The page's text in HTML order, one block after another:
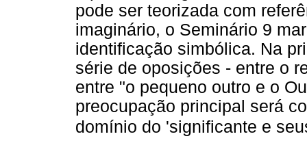
pode ser teorizada com
imaginário, o Seminário 9
identificação simbólica. Na
série de oposições - entre o
entre "o pequeno outro e o
preocupação principal será
domínio do 'significante e